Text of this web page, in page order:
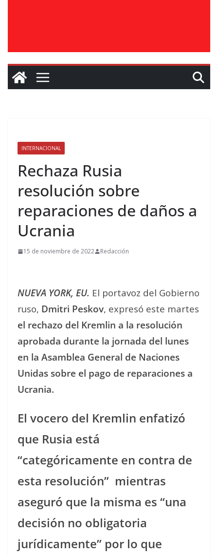
INTERNACIONAL
Rechaza Rusia
resolución sobre
reparaciones de daños a
Ucrania
15 de noviembre de 2022 Redacción
NUEVA YORK, EU. El portavoz del Gobierno
ruso, Dmitri Peskov, expresó este martes
el rechazo del Kremlin a la resolución
aprobada durante la jornada del lunes
en la Asamblea General de Naciones
Unidas sobre el pago de reparaciones a
Ucrania.
El vocero del Kremlin enfatizó
que Rusia está
“categóricamente en contra de
esta resolución” mientras
aseguró que la misma es “una
decisión no obligatoria
jurídicamente” por lo que